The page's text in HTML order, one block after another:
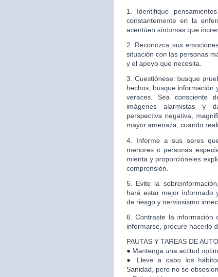
1. Identifique
constantemente en la
acentúen síntomas que
2. Reconozca sus
situación con las personas
y el apoyo que necesita.
3. Cuestiónese: busque
hechos, busque información
veraces. Sea consciente
imágenes alarmistas y
perspectiva negativa,
mayor amenaza, cuando
4. Informe a sus seres
menores o personas
mienta y proporcióneles
comprensión.
5. Evite la
hará estar mejor informado
de riesgo y nerviosismo
6. Contraste la información
informarse, procure hacerlo
PAUTAS Y TAREAS DE
● Mantenga una actitud
● Lleve a cabo los
Sanidad, pero no se